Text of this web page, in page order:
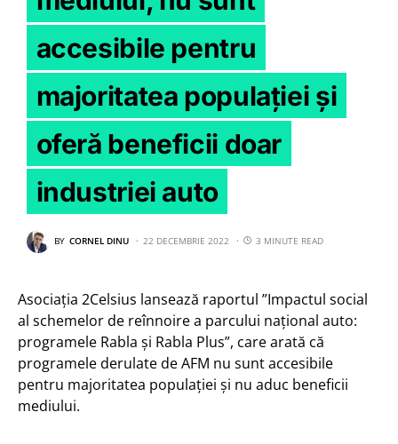
accesibile pentru
majoritatea populației și
oferă beneficii doar
industriei auto
BY CORNEL DINU 22 DECEMBRIE 2022 3 MINUTE READ
Asociația 2Celsius lansează raportul ”Impactul social
al schemelor de reînnoire a parcului național auto:
programele Rabla și Rabla Plus”, care arată că
programele derulate de AFM nu sunt accesibile
pentru majoritatea populației și nu aduc beneficii
mediului.